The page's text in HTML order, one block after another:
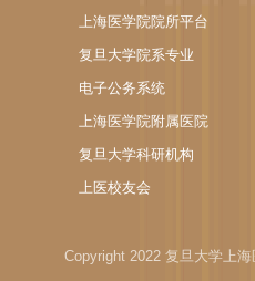
上海医学院院所平台
复旦大学院系专业
电子公务系统
上海医学院附属医院
复旦大学科研机构
上医校友会
Copyright 2022 复旦大学上